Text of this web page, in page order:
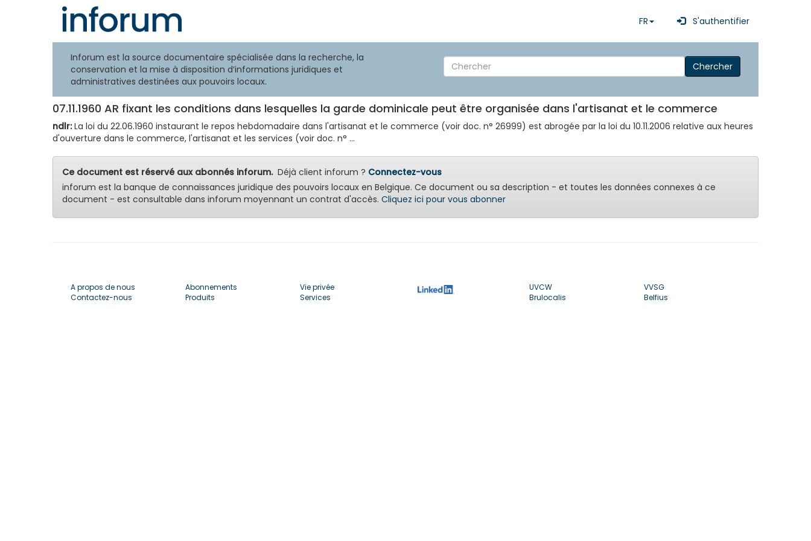
FR S'authentifier
Inforum est la source documentaire spécialisée dans la recherche, la
conservation et la mise à disposition d’informations juridiques et
administratives destinées aux pouvoirs locaux.
Chercher
07.11.1960 AR fixant les conditions dans lesquelles la garde dominicale peut être organisée dans l'artisanat et le commerce
ndlr:La loi du 22.06.1960 instaurant le repos hebdomadaire dans l'artisanat et le commerce (voir doc. n° 26999) est abrogée par la loi du 10.11.2006 relative aux heures
d'ouverture dans le commerce, l'artisanat et les services (voir doc. n° ...
Ce document est réservé aux abonnés inforum.Déjà client inforum ? Connectez-vous
inforum est la banque de connaissances juridique des pouvoirs locaux en Belgique. Ce document ou sa description - et toutes les données connexes à ce
document - est consultable dans inforum moyennant un contrat d'accès. Cliquez ici pour vous abonner
A propos de nous
Contactez-nous
Abonnements
Produits
Vie privée
Services
UVCW
Brulocalis
VVSG
Belfius